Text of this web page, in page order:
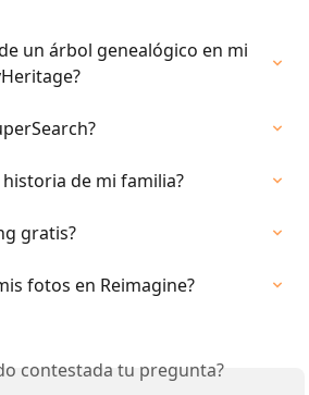
un árbol genealógico en mi
de mi familia?
gratis?
fotos en Reimagine?
contestada tu pregunta?